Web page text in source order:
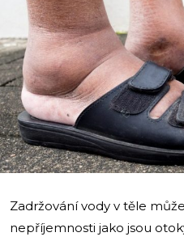
Zadržování vody v těle
nepříjemnosti jako jsou